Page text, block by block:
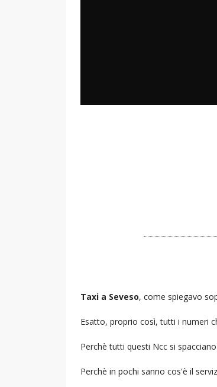
Taxi a Seveso, come spiegavo
Esatto, proprio così, tutti i numeri
Perchè tutti questi Ncc si
Perchè in pochi sanno cos'è il